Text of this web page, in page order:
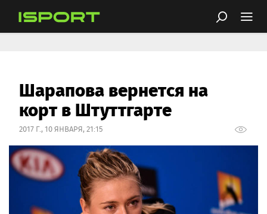
Шарапова вернется на
корт в Штуттгарте
2017 Г., 10 ЯНВАРЯ, 21:15